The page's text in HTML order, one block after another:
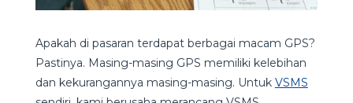
Apakah di pasaran terdapat berbagai macam GPS?
Pastinya. Masing-masing GPS memiliki kelebihan
dan kekurangannya masing-masing. Untuk VSMS